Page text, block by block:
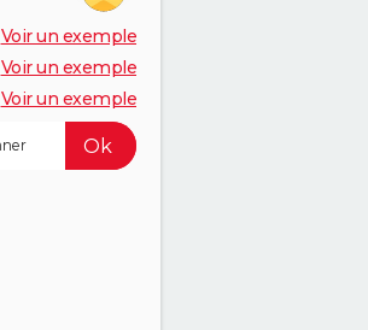
Voir un exemple
Voir un exemple
Voir un exemple